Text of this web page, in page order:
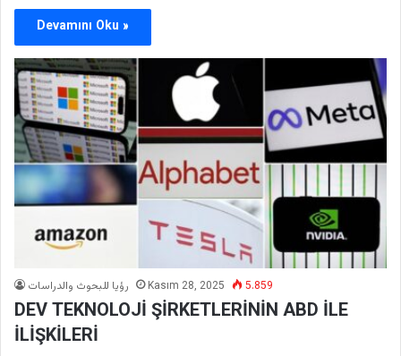
Devamını Oku »
رؤيا للبحوث والدراسات Kasım 28, 2025 5.859
DEV TEKNOLOJİ ŞİRKETLERİNİN ABD İLE
İLİŞKİLERİ